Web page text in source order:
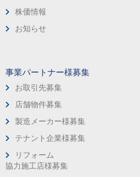
株価情報
お知らせ
事業パートナー様募集
お取引先募集
店舗物件募集
製造メーカー様募集
テナント企業様募集
リフォーム
協力施工店様募集